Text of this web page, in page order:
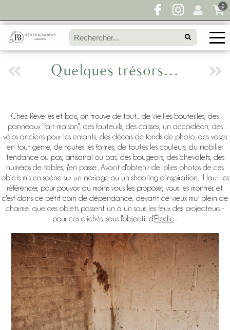
0
Quelques trésors…
Chez Rêveries et bois, on trouve de tout... de vieilles bouteilles, des
panneaux "fait-maison", des fauteuils, des caisses, un accordéon, des
vélos anciens pour les enfants, des décors de fonds de photo, des vases
en tout genre, de toutes les formes, de toutes les couleurs, du mobilier
tendance ou pas, artisanal ou pas, des bougeoirs, des chevalets, des
numéros de tables, j'en passe....Avant d'obtenir de jolies photos de ces
objets mis en scène sur un mariage ou un shooting d'inspiration, il faut les
référencer, pour pouvoir au moins vous les proposer, vous les montrer, et
c'est dans ce petit coin de dépendance, devant ce vieux mur plein de
charme, que ces objets passent un à un sous les feux des projecteurs -
pour ces clichés, sous l'objectif d'Élodie-.